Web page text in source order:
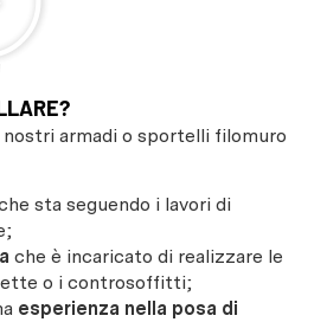
nostri armadi o sportelli filomuro
sta seguendo i lavori di
che è incaricato di realizzare le
o i controsoffitti;
esperienza nella posa di